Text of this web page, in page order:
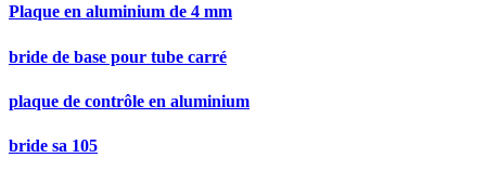
Plaque en aluminium de 4 mm
bride de base pour tube carré
plaque de contrôle en aluminium
bride sa 105